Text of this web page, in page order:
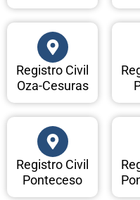
Registro Civil
Oza-Cesuras
Registro Civil
Ponteceso